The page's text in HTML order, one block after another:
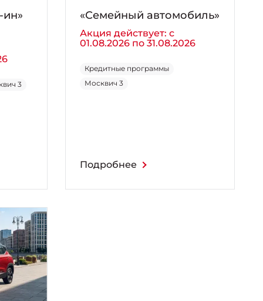
3
«Семейный автомобиль»
Акция действует: с
01.08.2026 по 31.08.2026
Кредитные программы
Москвич 3
Подробнее